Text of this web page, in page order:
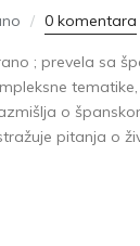
0 komentara
; prevela sa
o
pitanja o